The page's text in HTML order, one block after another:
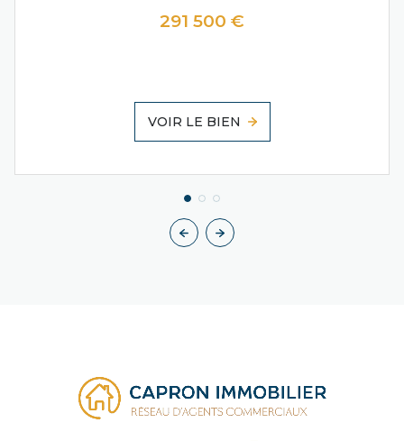
291 500 €
VOIR LE BIEN